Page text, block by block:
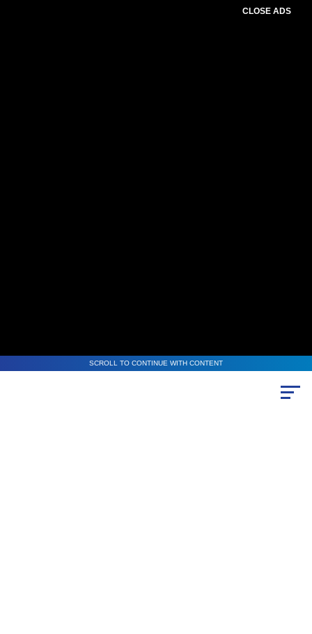
CLOSE ADS
SCROLL TO CONTINUE WITH CONTENT